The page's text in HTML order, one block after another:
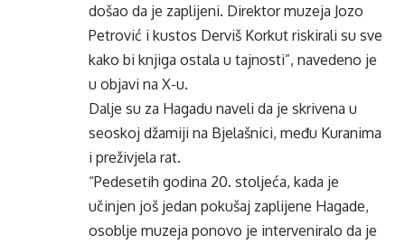
došao da je zaplijeni. Direktor muzeja Jozo
Petrović i kustos Derviš Korkut riskirali su sve
kako bi knjiga ostala u tajnosti”, navedeno je
u objavi na X-u.
Dalje su za Hagadu naveli da je skrivena u
seoskoj džamiji na Bjelašnici, među Kuranima
i preživjela rat.
“Pedesetih godina 20. stoljeća, kada je
učinjen još jedan pokušaj zaplijene Hagade,
osoblje muzeja ponovo je interveniralo da je